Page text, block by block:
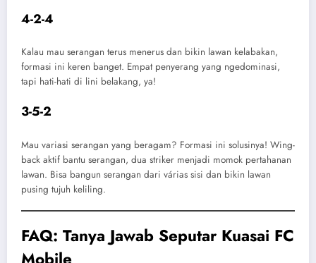
4-2-4
Kalau mau serangan terus menerus dan bikin lawan kelabakan,
formasi ini keren banget. Empat penyerang yang ngedominasi,
tapi hati-hati di lini belakang, ya!
3-5-2
Mau variasi serangan yang beragam? Formasi ini solusinya! Wing-
back aktif bantu serangan, dua striker menjadi momok pertahanan
lawan. Bisa bangun serangan dari várias sisi dan bikin lawan
pusing tujuh keliling.
FAQ: Tanya Jawab Seputar Kuasai FC